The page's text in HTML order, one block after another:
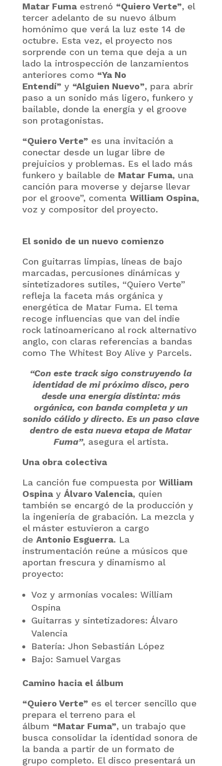
Matar Fumaestrenó “Quiero Verte”, el
tercer adelanto de su nuevo álbum
homónimo que verá la luz este 14 de
octubre. Esta vez, el proyecto nos
sorprende con un tema que deja a un
lado la introspección de lanzamientos
anteriores como “Ya No
Entendí” y “Alguien Nuevo”, para abrir
paso a un sonido más ligero, funkero y
bailable, donde la energía y el groove
son protagonistas.
“Quiero Verte” es una invitación a
conectar desde un lugar libre de
prejuicios y problemas. Es el lado más
funkero y bailable de Matar Fuma, una
canción para moverse y dejarse llevar
por el groove”, comenta William Ospina,
voz y compositor del proyecto.
El sonido de un nuevo comienzo
Con guitarras limpias, líneas de bajo
marcadas, percusiones dinámicas y
sintetizadores sutiles, “Quiero Verte”
refleja la faceta más orgánica y
energética de Matar Fuma. El tema
recoge influencias que van del indie
rock latinoamericano al rock alternativo
anglo, con claras referencias a bandas
como The Whitest Boy Alive y Parcels.
“Con este track sigo construyendo la
identidad de mi próximo disco, pero
desde una energía distinta: más
orgánica, con banda completa y un
sonido cálido y directo. Es un paso clave
dentro de esta nueva etapa de Matar
Fuma”, asegura el artista.
Una obra colectiva
La canción fue compuesta por William
Ospinay Álvaro Valencia, quien
también se encargó de la producción y
la ingeniería de grabación. La mezcla y
el máster estuvieron a cargo
de Antonio Esguerra. La
instrumentación reúne a músicos que
aportan frescura y dinamismo al
proyecto:
Voz y armonías vocales: William
Ospina
Guitarras y sintetizadores: Álvaro
Valencia
Batería: Jhon Sebastián López
Bajo: Samuel Vargas
Camino hacia el álbum
“Quiero Verte” es el tercer sencillo que
prepara el terreno para el
álbum “Matar Fuma”, un trabajo que
busca consolidar la identidad sonora de
la banda a partir de un formato de
grupo completo. El disco presentará un